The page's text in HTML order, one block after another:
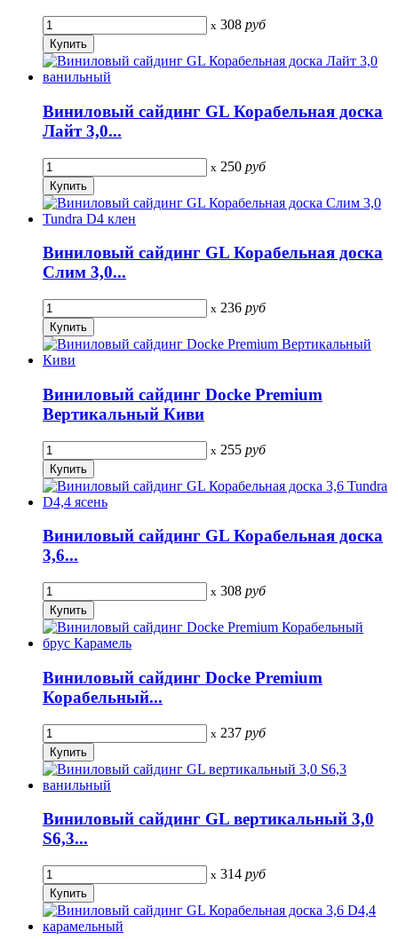
x 308 руб
Виниловый сайдинг GL Корабельная доска
Лайт 3,0...
x 250 руб
Виниловый сайдинг GL Корабельная доска
Слим 3,0...
x 236 руб
Виниловый сайдинг Docke Premium
Вертикальный Киви
x 255 руб
Виниловый сайдинг GL Корабельная доска
3,6...
x 308 руб
Виниловый сайдинг Docke Premium
Корабельный...
x 237 руб
Виниловый сайдинг GL вертикальный 3,0
S6,3...
x 314 руб